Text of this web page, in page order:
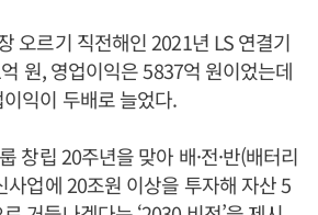
오르기 직전해인 2021년 LS 연결기
원, 영업이익은 5837억 원이었는데
익이 두배로 늘었다.
창립 20주년을 맞아 배·전·반(배터리
사업에 20조원 이상을 투자해 자산 5